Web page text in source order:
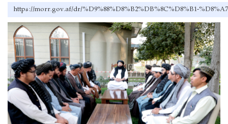
https://morr.gov.af/dr/%D9%88%D8%B2%DB%8C%D8%B1-